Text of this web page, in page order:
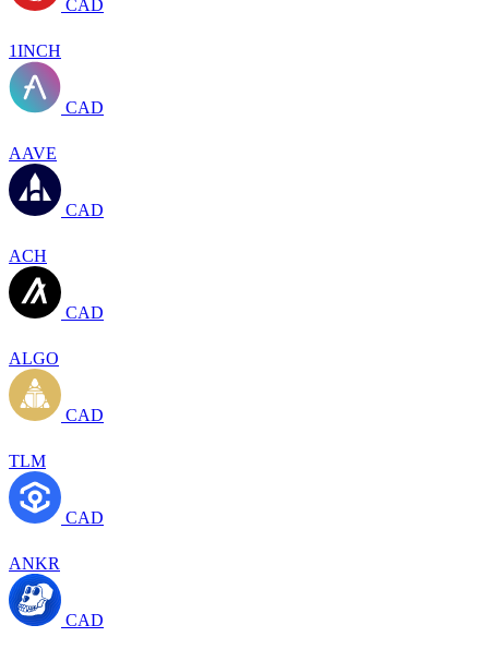
CAD
1INCH
CAD
AAVE
CAD
ACH
CAD
ALGO
CAD
TLM
CAD
ANKR
CAD